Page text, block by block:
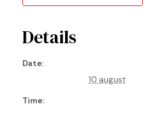
Details
Date:
10 august
Time: